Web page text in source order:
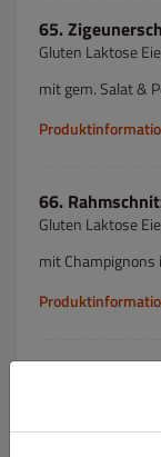
65.
Gluten Laktose
mit gem. Salat &
66.
Gluten Laktose
mit Champignons
mit Sauce